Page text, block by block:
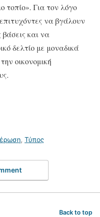
τοπίο». Για τον λόγο
να βγάλουν
και να
δελτίο με μοναδικά
οικονομική
, Τύπος
Back to top